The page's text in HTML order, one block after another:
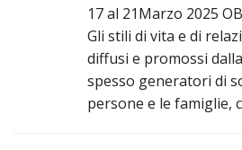
Testimonianze
Documenti e pubblicazioni
17 al 21Marzo 2025
Gli stili di vita e di
diffusi e promossi
spesso generatori di
persone e le famiglie,